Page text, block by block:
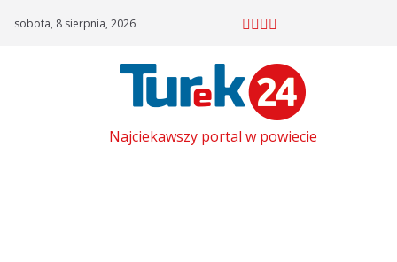
sobota, 8 sierpnia, 2026
Najciekawszy portal w powiecie